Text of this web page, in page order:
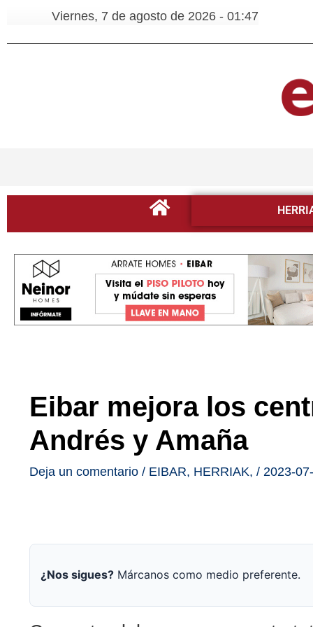
Viernes, 7 de agosto de 2026 - 01:47
Eibar mejora los
Andrés y Amaña
Deja un comentario / EIBAR, HERRIAK, / 2023-
¿Nos sigues? Márcanos como medio preferente.